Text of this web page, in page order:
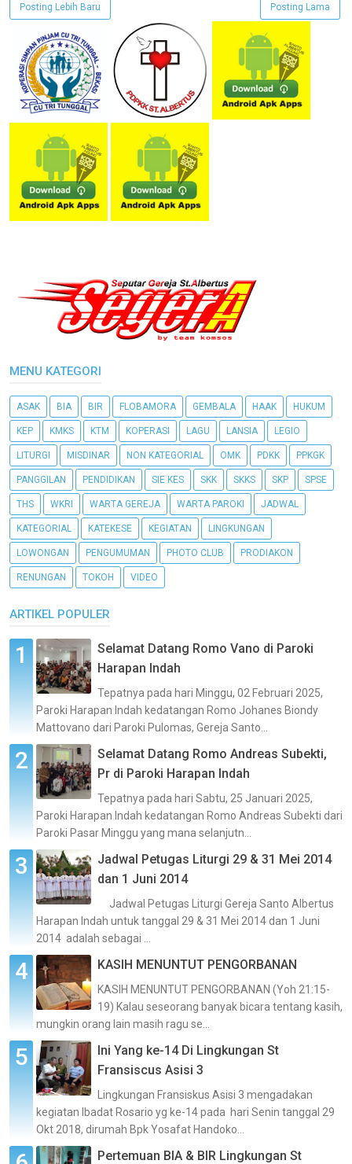
Posting Lebih Baru Posting Lama
MENU KATEGORI
ASAK BIA BIR FLOBAMORA GEMBALA HAAK HUKUM
KEP KMKS KTM KOPERASI LAGU LANSIA LEGIO
LITURGI MISDINAR NON KATEGORIAL OMK PDKK PPKGK
PANGGILAN PENDIDIKAN SIE KES SKK SKKS SKP SPSE
THS WKRI WARTA GEREJA WARTA PAROKI JADWAL
KATEGORIAL KATEKESE KEGIATAN LINGKUNGAN
LOWONGAN PENGUMUMAN PHOTO CLUB PRODIAKON
RENUNGAN TOKOH VIDEO
ARTIKEL POPULER
Selamat Datang Romo Vano di Paroki
Harapan Indah
Tepatnya pada hari Minggu, 02 Februari 2025,
Paroki Harapan Indah kedatangan Romo Johanes Biondy
Mattovano dari Paroki Pulomas, Gereja Santo...
Selamat Datang Romo Andreas Subekti,
Pr di Paroki Harapan Indah
Tepatnya pada hari Sabtu, 25 Januari 2025,
Paroki Harapan Indah kedatangan Romo Andreas Subekti dari
Paroki Pasar Minggu yang mana selanjutn...
Jadwal Petugas Liturgi 29 & 31 Mei 2014
dan 1 Juni 2014
Jadwal Petugas Liturgi Gereja Santo Albertus
Harapan Indah untuk tanggal 29 & 31 Mei 2014 dan 1 Juni
2014 adalah sebagai ...
KASIH MENUNTUT PENGORBANAN
KASIH MENUNTUT PENGORBANAN (Yoh 21:15-
19) Kalau seseorang banyak bicara tentang kasih,
mungkin orang lain masih ragu se...
Ini Yang ke-14 Di Lingkungan St
Fransiscus Asisi 3
Lingkungan Fransiskus Asisi 3 mengadakan
kegiatan Ibadat Rosario yg ke-14 pada hari Senin tanggal 29
Okt 2018, dirumah Bpk Yosafat Handoko...
Pertemuan BIA & BIR Lingkungan St